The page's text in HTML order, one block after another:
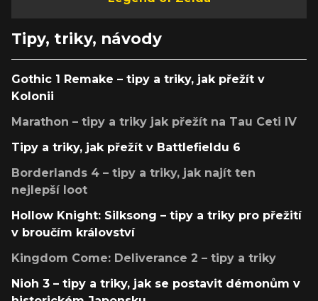
Tipy, triky, návody
Gothic 1 Remake – tipy a triky, jak přežít v
Kolonii
Marathon – tipy a triky jak přežít na Tau Ceti IV
Tipy a triky, jak přežít v Battlefieldu 6
Borderlands 4 – tipy a triky, jak najít ten
nejlepší loot
Hollow Knight: Silksong – tipy a triky pro přežití
v broučím království
Kingdom Come: Deliverance 2 – tipy a triky
Nioh 3 – tipy a triky, jak se postavit démonům v